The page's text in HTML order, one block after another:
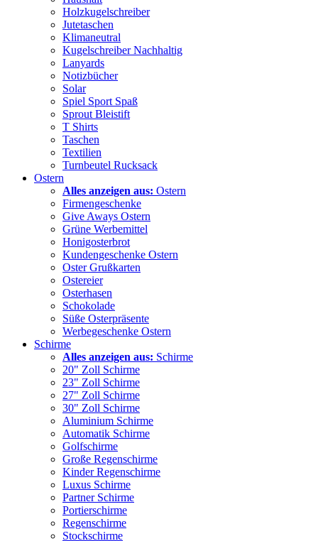
Holzkugelschreiber
Jutetaschen
Klimaneutral
Kugelschreiber Nachhaltig
Lanyards
Notizbücher
Solar
Spiel Sport Spaß
Sprout Bleistift
T Shirts
Taschen
Textilien
Turnbeutel Rucksack
Ostern
Alles anzeigen aus: Ostern
Firmengeschenke
Give Aways Ostern
Grüne Werbemittel
Honigosterbrot
Kundengeschenke Ostern
Oster Grußkarten
Ostereier
Osterhasen
Schokolade
Süße Osterpräsente
Werbegeschenke Ostern
Schirme
Alles anzeigen aus: Schirme
20" Zoll Schirme
23" Zoll Schirme
27" Zoll Schirme
30" Zoll Schirme
Aluminium Schirme
Automatik Schirme
Golfschirme
Große Regenschirme
Kinder Regenschirme
Luxus Schirme
Partner Schirme
Portierschirme
Regenschirme
Stockschirme